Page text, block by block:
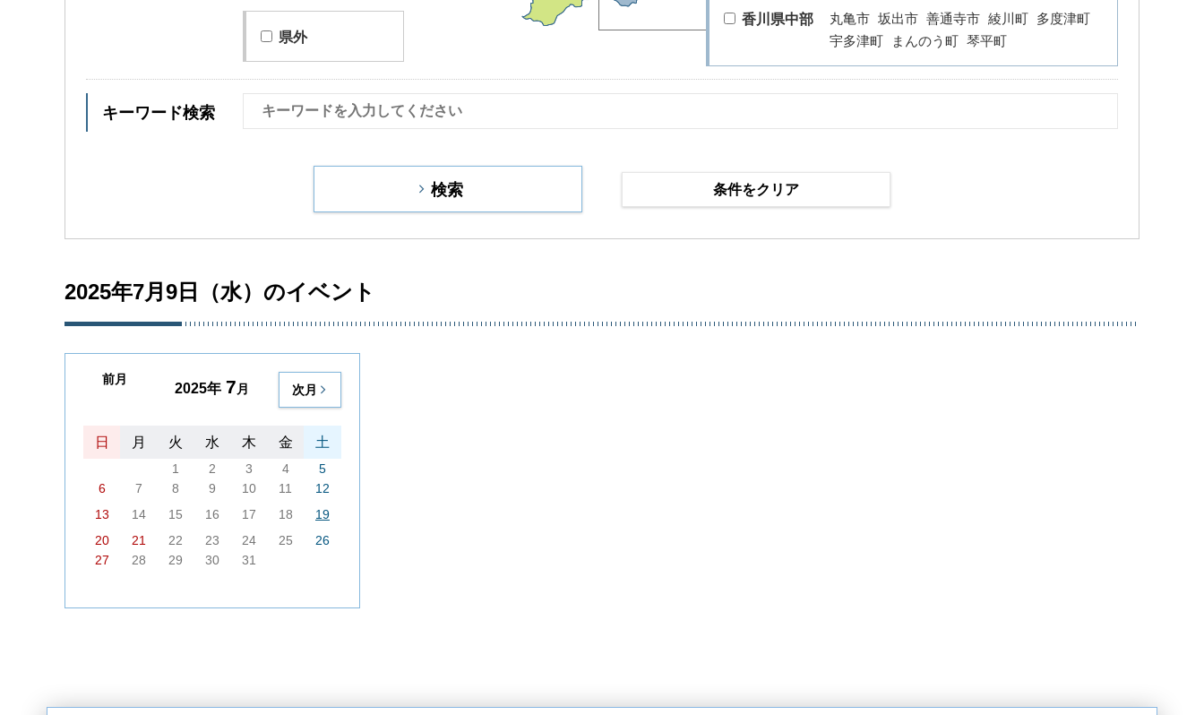
香川県中部 丸亀市 坂出市 善通寺市 綾川町 多度津町
宇多津町
まんのう町 琴平町
県外
キーワード検索
条件をクリア
2025年7月9日（水）のイベント
前月
2025年 7 月 次月
日 月 火 水 木 金 土
1 2 3 4
5
6
7 8 9 10 11
12
13
14 15 16 17 18
19
20
21 22 23 24 25
26
27
28 29 30 31